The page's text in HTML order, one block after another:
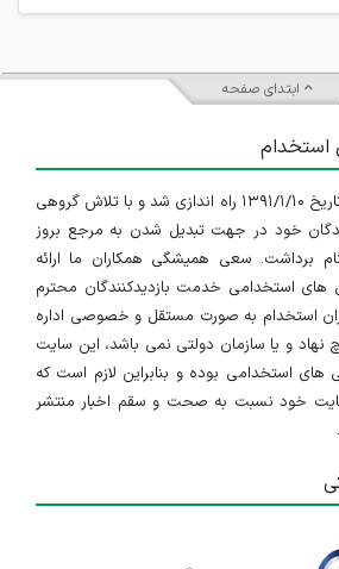
ابتدای صفحه
استخدام
سایت ایران استخدام در تاریخ ۱۳۹۱/۱/۱۰ راه اندازی شد و با تلاش گروهی
خود در جهت تبدیل شدن به مرجع بروز
برداشت. سعی همیشگی همکاران ما ارائه
استخدامی خدمت بازدیدکنندگان محترم
استخدام به صورت مستقل و خصوصی اداره
و یا سازمان دولتی نمی باشد، این سایت
های استخدامی بوده و بنابراین لازم است که
سایت خود نسبت به صحت و سقم اخبار منتشر